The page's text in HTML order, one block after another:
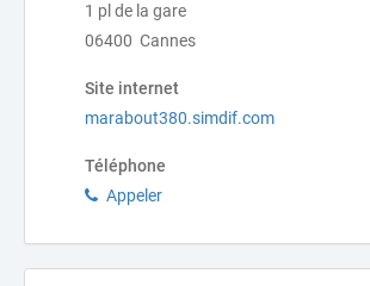
1 pl de la gare
06400 Cannes
Site internet
marabout380.simdif.com
Téléphone
Appeler